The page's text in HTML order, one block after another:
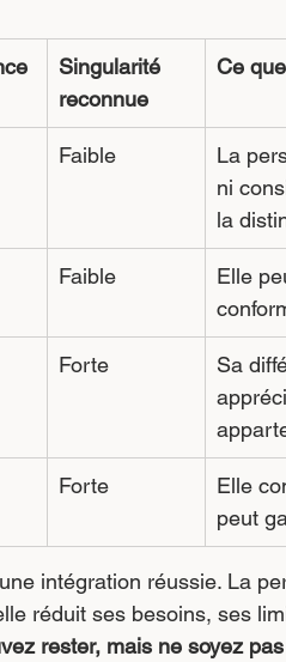
Singularité
reconnue
Ce
Faible
La
ni
la
Faible
Elle
Forte
Sa
Forte
Elle
peut
intégration réussie. La
réduit ses besoins, ses
rester, mais ne soyez